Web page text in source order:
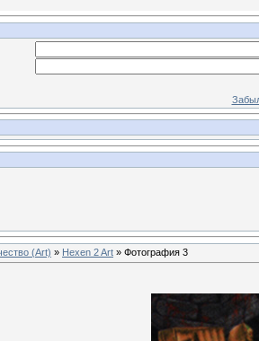
(Art) » Hexen 2 Art » Фотография 3